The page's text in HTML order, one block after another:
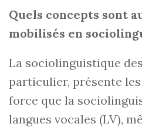
Quels concepts sont
mobilisés en
La sociolinguistique
particulier, présente
force que la
langues vocales (LV),